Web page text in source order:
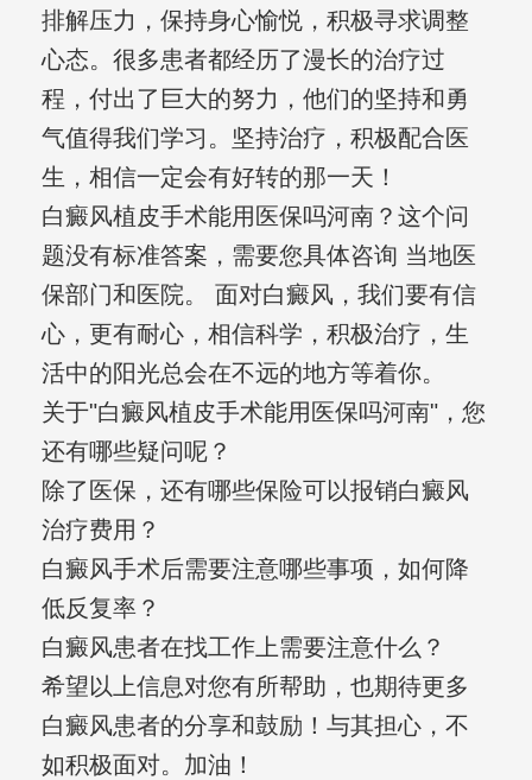
排解压力，保持身心愉悦，积极寻求调整
心态。很多患者都经历了漫长的治疗过
程，付出了巨大的努力，他们的坚持和勇
气值得我们学习。坚持治疗，积极配合医
生，相信一定会有好转的那一天！
白癜风植皮手术能用医保吗河南？这个问
题没有标准答案，需要您具体咨询 当地医
保部门和医院。 面对白癜风，我们要有信
心，更有耐心，相信科学，积极治疗，生
活中的阳光总会在不远的地方等着你。
关于"白癜风植皮手术能用医保吗河南"，您
还有哪些疑问呢？
除了医保，还有哪些保险可以报销白癜风
治疗费用？
白癜风手术后需要注意哪些事项，如何降
低反复率？
白癜风患者在找工作上需要注意什么？
希望以上信息对您有所帮助，也期待更多
白癜风患者的分享和鼓励！与其担心，不
如积极面对。加油！